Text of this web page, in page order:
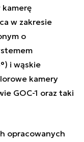
kamerę
w zakresie
o
i wąskie
kamery
GOC-1 oraz taki
opracowanych